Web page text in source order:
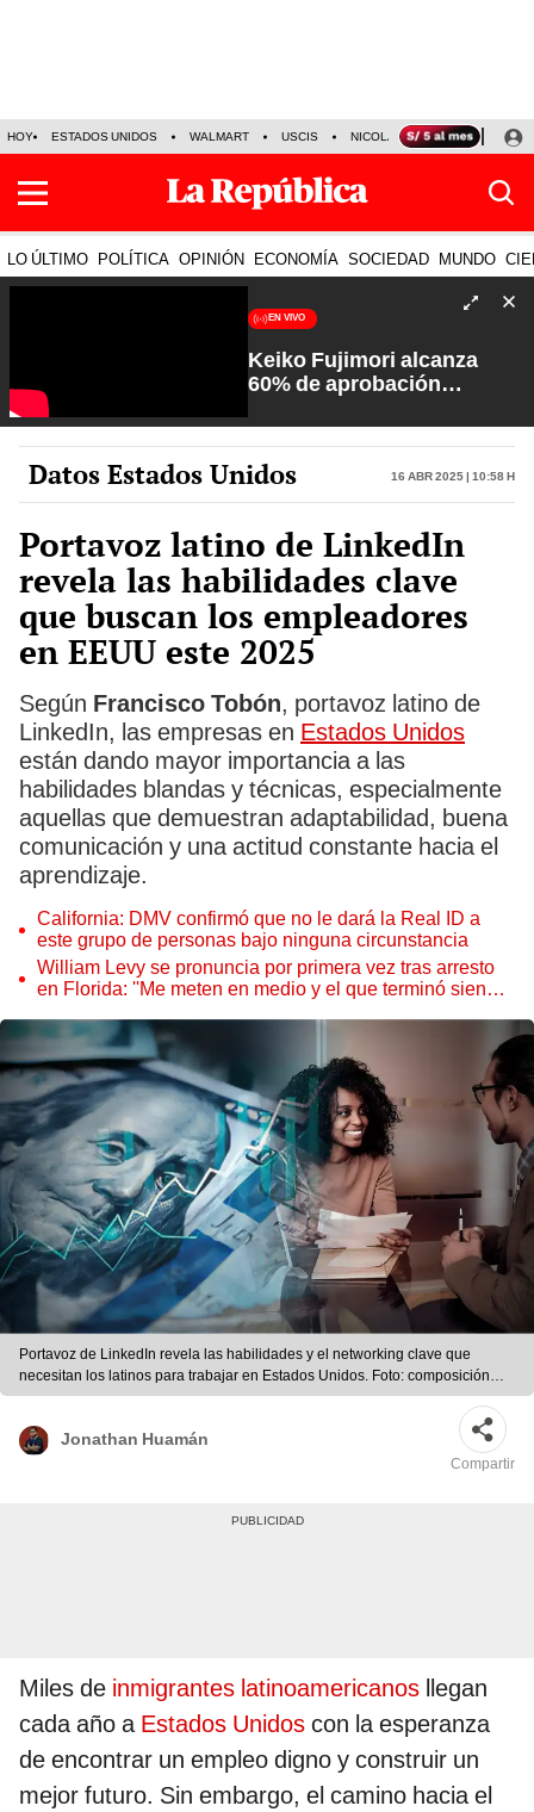
HOY ESTADOS UNIDOS WALMART USCIS NICOLÁS MADURO P-8
LO ÚLTIMO POLÍTICA OPINIÓN ECONOMÍA SOCIEDAD MUNDO
EN VIVO
Keiko Fujimori alcanza
60% de aprobación
Rosa María Palacios
Datos Estados Unidos 16 Abr 2025 | 10:58 h
Portavoz latino de LinkedIn
revela las habilidades clave
que buscan los empleadores
en EEUU este 2025
Según Francisco Tobón, portavoz latino de
LinkedIn, las empresas en Estados Unidos
están dando mayor importancia a las
habilidades blandas y técnicas, especialmente
aquellas que demuestran adaptabilidad, buena
comunicación y una actitud constante hacia el
aprendizaje.
California: DMV confirmó que no le dará la Real ID a
este grupo de personas bajo ninguna circunstancia
William Levy se pronuncia por primera vez tras arresto
en Florida: ''Me meten en medio y el que terminó siendo
Portavoz de LinkedIn revela las habilidades y el networking clave que
necesitan los latinos para trabajar en Estados Unidos. Foto: composición
LR/Pixabay
Jonathan Huamán
Compartir
Miles de inmigrantes latinoamericanos llegan
cada año a Estados Unidos con la esperanza
de encontrar un empleo digno y construir un
mejor futuro. Sin embargo, el camino hacia el